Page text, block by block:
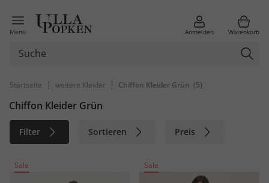
Menü Anmelden Warenkorb
Startseite | weitere Kleider | Chiffon Kleider Grün (5)
Chiffon Kleider Grün
Filter Sortieren Preis
Sale Sale